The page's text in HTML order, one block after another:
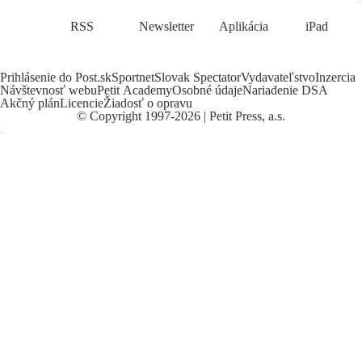
RSS Newsletter Aplikácia iPad
Prihlásenie do Post.skSportnetSlovak SpectatorVydavateľstvoInzercia
Návštevnosť webuPetit AcademyOsobné údajeNariadenie DSA
Akčný plánLicencieŽiadosť o opravu
© Copyright 1997-2026 | Petit Press, a.s.